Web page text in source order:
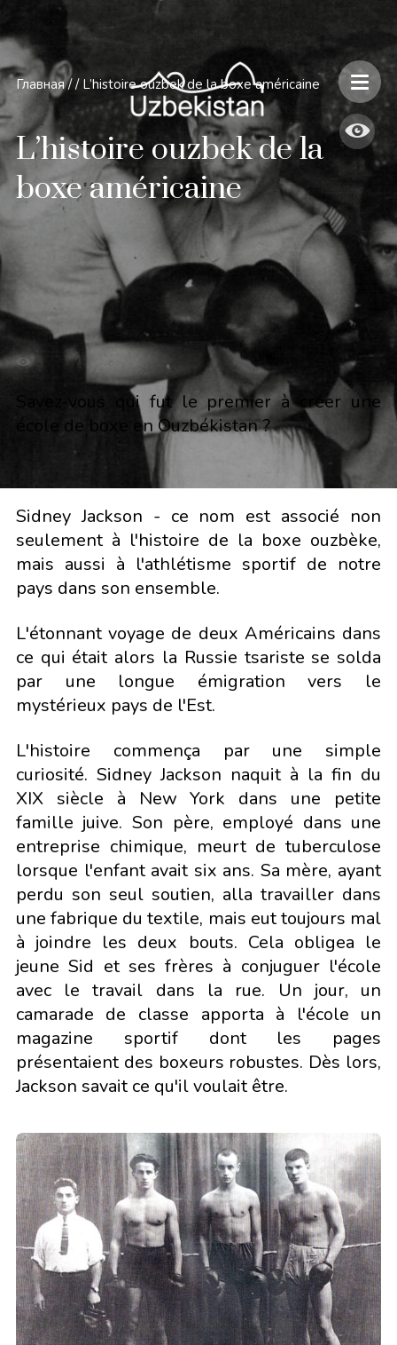
Главная / / L’histoire ouzbek de la boxe américaine
L’histoire ouzbek de la
boxe américaine
Savez-vous qui fut le premier à créer une
école de boxe en Ouzbékistan ?
Sidney Jackson - ce nom est associé non
seulement à l'histoire de la boxe ouzbèke,
mais aussi à l'athlétisme sportif de notre
pays dans son ensemble.
L'étonnant voyage de deux Américains dans
ce qui était alors la Russie tsariste se solda
par une longue émigration vers le
mystérieux pays de l'Est.
L'histoire commença par une simple
curiosité. Sidney Jackson naquit à la fin du
XIX siècle à New York dans une petite
famille juive. Son père, employé dans une
entreprise chimique, meurt de tuberculose
lorsque l'enfant avait six ans. Sa mère, ayant
perdu son seul soutien, alla travailler dans
une fabrique du textile, mais eut toujours mal
à joindre les deux bouts. Cela obligea le
jeune Sid et ses frères à conjuguer l'école
avec le travail dans la rue. Un jour, un
camarade de classe apporta à l'école un
magazine sportif dont les pages
présentaient des boxeurs robustes. Dès lors,
Jackson savait ce qu'il voulait être.